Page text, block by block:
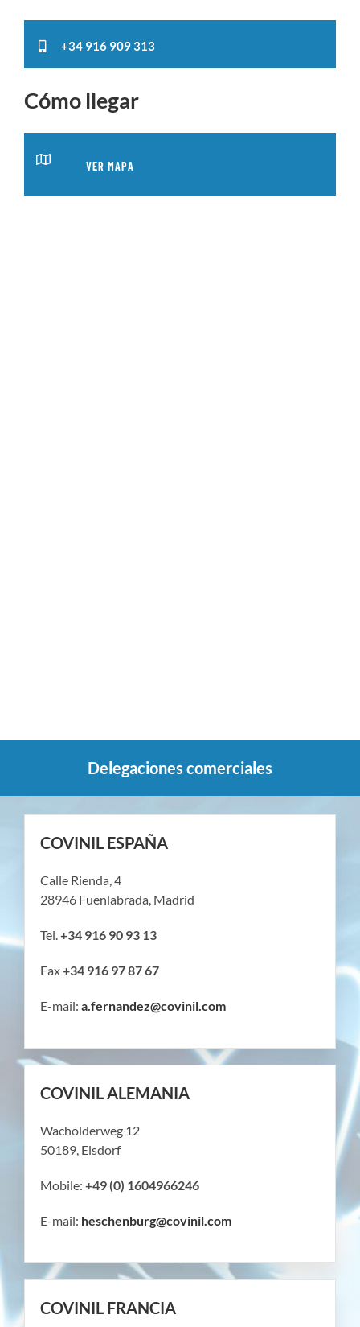
+34 916 909 313
Cómo llegar
VER MAPA
Delegaciones comerciales
COVINIL ESPAÑA
Calle Rienda, 4
28946 Fuenlabrada, Madrid
Tel.+34 916 90 93 13
Fax+34 916 97 87 67
E-mail:a.fernandez@covinil.com
COVINIL ALEMANIA
Wacholderweg 12
50189, Elsdorf
Mobile:+49 (0) 1604966246
E-mail: heschenburg@covinil.com
COVINIL FRANCIA